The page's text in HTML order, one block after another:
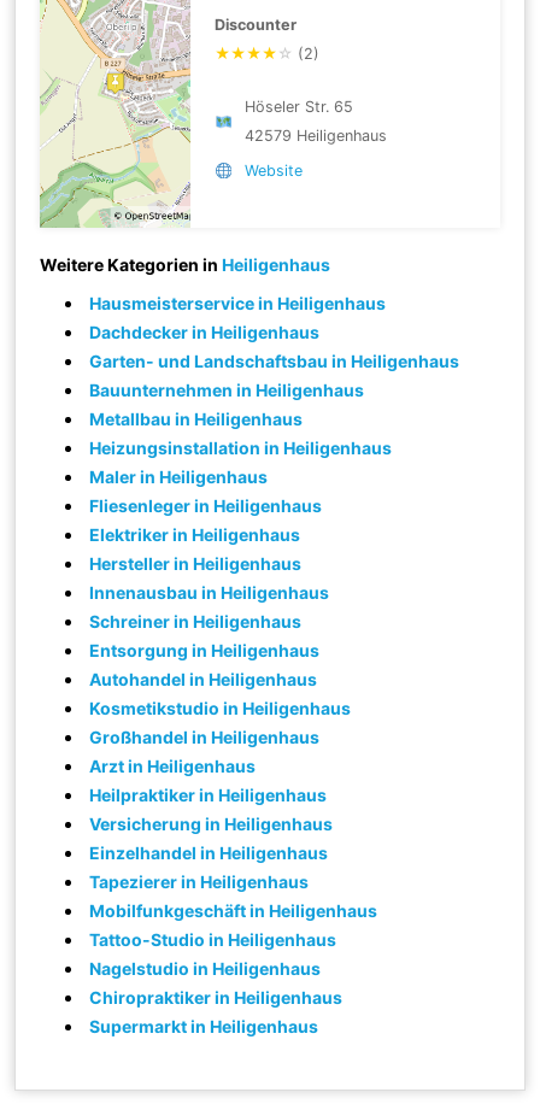
Discounter
★★★★ ☆ (2)
Höseler Str. 65
42579 Heiligenhaus
Website
Weitere Kategorien inHeiligenhaus
Hausmeisterservice in Heiligenhaus
Dachdecker in Heiligenhaus
Garten- und Landschaftsbau in Heiligenhaus
Bauunternehmen in Heiligenhaus
Metallbau in Heiligenhaus
Heizungsinstallation in Heiligenhaus
Maler in Heiligenhaus
Fliesenleger in Heiligenhaus
Elektriker in Heiligenhaus
Hersteller in Heiligenhaus
Innenausbau in Heiligenhaus
Schreiner in Heiligenhaus
Entsorgung in Heiligenhaus
Autohandel in Heiligenhaus
Kosmetikstudio in Heiligenhaus
Großhandel in Heiligenhaus
Arzt in Heiligenhaus
Heilpraktiker in Heiligenhaus
Versicherung in Heiligenhaus
Einzelhandel in Heiligenhaus
Tapezierer in Heiligenhaus
Mobilfunkgeschäft in Heiligenhaus
Tattoo-Studio in Heiligenhaus
Nagelstudio in Heiligenhaus
Chiropraktiker in Heiligenhaus
Supermarkt in Heiligenhaus